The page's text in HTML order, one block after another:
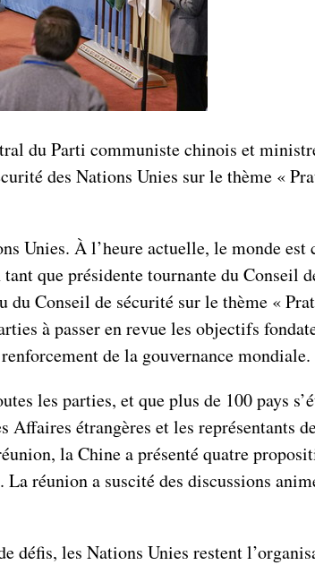
du Parti communiste chinois et
des Nations Unies sur le thème «
Unies. À l’heure actuelle, le monde est
que présidente tournante du Conseil
du Conseil de sécurité sur le thème «
à passer en revue les objectifs
de la gouvernance mondiale.
les parties, et que plus de 100 pays
étrangères et les représentants
la Chine a présenté quatre
réunion a suscité des discussions
défis, les Nations Unies restent